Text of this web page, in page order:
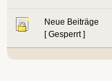
Neue Beiträge
[ Gesperrt ]